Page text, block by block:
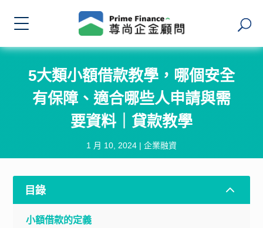
5大類小額借款教學，哪個安全
有保障、適合哪些人申請與需
要資料｜貸款教學
1 月 10, 2024| 企業融資
目錄 2
小額借款的定義